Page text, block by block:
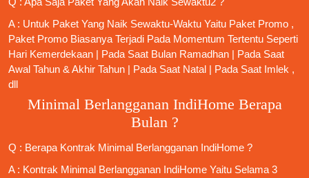
A : Untuk Paket Yang Naik Sewaktu-Waktu Yaitu Paket Promo ,
Paket Promo Biasanya Terjadi Pada Momentum Tertentu Seperti
Hari Kemerdekaan | Pada Saat Bulan Ramadhan | Pada Saat
Awal Tahun & Akhir Tahun | Pada Saat Natal | Pada Saat Imlek ,
dll
Minimal Berlangganan IndiHome Berapa
Bulan ?
Q : Berapa Kontrak Minimal Berlangganan IndiHome ?
A : Kontrak Minimal Berlangganan IndiHome Yaitu Selama 3